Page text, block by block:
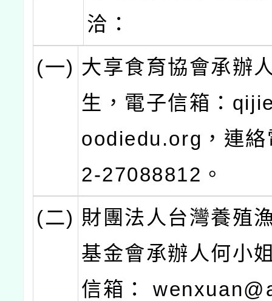
洽：
(一) 大享食育協會承辦
生，電子信箱：
oodiedu.org，連
2-27088812。
(二) 財團法人台灣養殖
基金會承辦人何小
信箱：